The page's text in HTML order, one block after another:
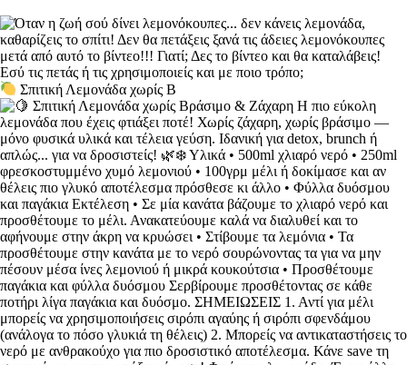
Σπιτική Λεμονάδα χωρίς Β